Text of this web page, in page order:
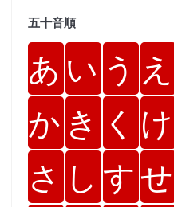
五十音順
あ い う え
か き く け
さ し すせ